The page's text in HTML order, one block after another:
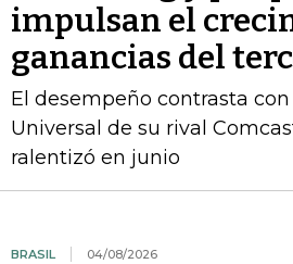
impulsan el
ganancias del
El desempeño contrasta
Universal de su rival
ralentizó en junio
BRASIL 04/08/2026